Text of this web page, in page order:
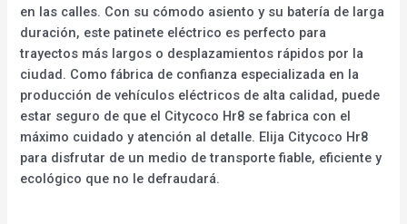
en las calles. Con su cómodo asiento y su batería de larga
duración, este patinete eléctrico es perfecto para
trayectos más largos o desplazamientos rápidos por la
ciudad. Como fábrica de confianza especializada en la
producción de vehículos eléctricos de alta calidad, puede
estar seguro de que el Citycoco Hr8 se fabrica con el
máximo cuidado y atención al detalle. Elija Citycoco Hr8
para disfrutar de un medio de transporte fiable, eficiente y
ecológico que no le defraudará.